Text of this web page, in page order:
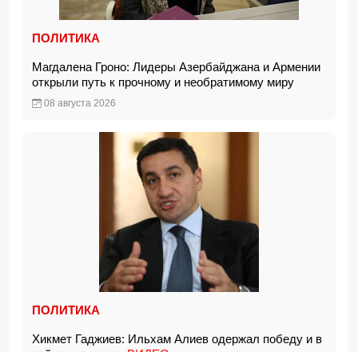
ПОЛИТИКА
Магдалена Гроно: Лидеры Азербайджана и Армении
открыли путь к прочному и необратимому миру
08 августа 2026
ПОЛИТИКА
Хикмет Гаджиев: Ильхам Алиев одержал победу и в